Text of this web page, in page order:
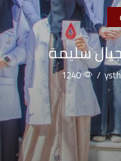
سليمة
/
1240